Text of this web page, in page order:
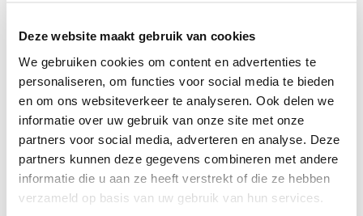
Deze website maakt gebruik van cookies
We gebruiken cookies om content en advertenties te
personaliseren, om functies voor social media te bieden
en om ons websiteverkeer te analyseren. Ook delen we
informatie over uw gebruik van onze site met onze
partners voor social media, adverteren en analyse. Deze
partners kunnen deze gegevens combineren met andere
informatie die u aan ze heeft verstrekt of die ze hebben
verzameld op basis van uw gebruik van hun services.
Bekijken